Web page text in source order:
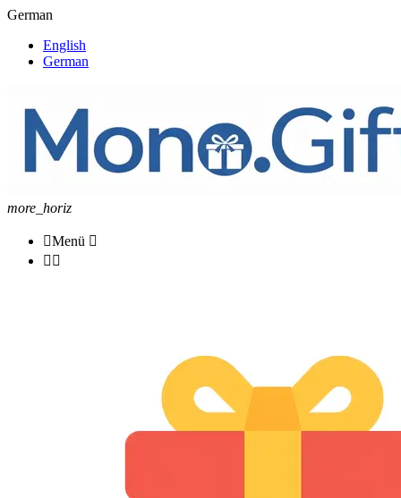
German
English
German
more_horiz
Menü 
 